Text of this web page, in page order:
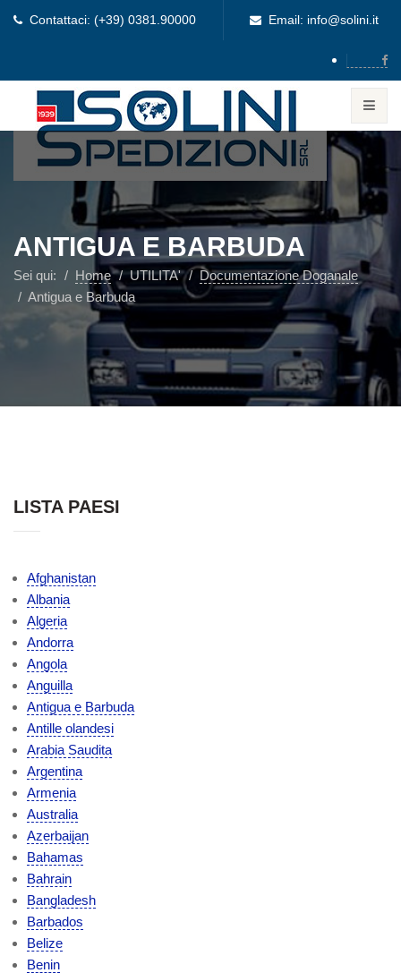
Contattaci: (+39) 0381.90000 Email: info@solini.it
ANTIGUA E BARBUDA
Sei qui: Home UTILITA'
Documentazione Doganale
Antigua e Barbuda
LISTA PAESI
Afghanistan
Albania
Algeria
Andorra
Angola
Anguilla
Antigua e Barbuda
Antille olandesi
Arabia Saudita
Argentina
Armenia
Australia
Azerbaijan
Bahamas
Bahrain
Bangladesh
Barbados
Belize
Benin